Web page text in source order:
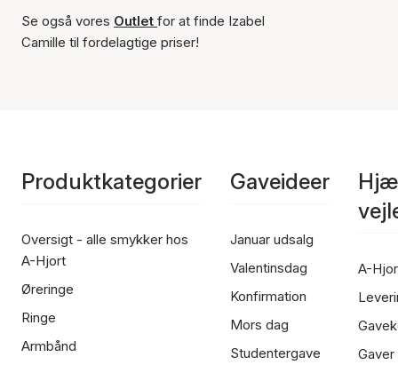
Se også vores Outlet for at finde Izabel
Camille til fordelagtige priser!
Produktkategorier
Oversigt - alle smykker hos
A-Hjort
Øreringe
Ringe
Armbånd
Gaveideer
Januar udsalg
Valentinsdag
Konfirmation
Mors dag
Studentergave
A-